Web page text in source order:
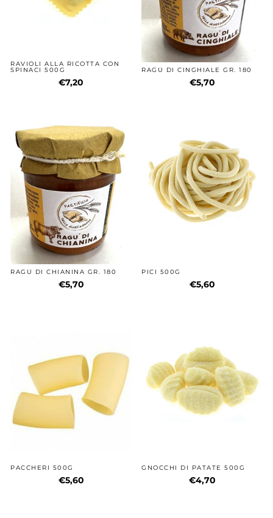
RAVIOLI ALLA RICOTTA CON
SPINACI 500G
€7,20
RAGÙ DI CINGHIALE GR. 180
€5,70
RAGÙ DI CHIANINA GR. 180
€5,70
PICI 500G
€5,60
PACCHERI 500G
€5,60
GNOCCHI DI PATATE 500G
€4,70